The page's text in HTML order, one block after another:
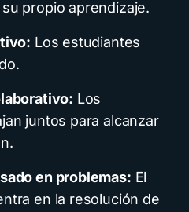
propio aprendizaje.
Los estudiantes
Los
juntos para alcanzar
en problemas: El
en la resolución de